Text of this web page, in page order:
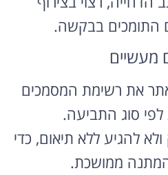
התומכים בבקשה.
מעשיים
את רשימת המסמכים
לפי סוג התביעה.
להגיע ללא תיאום, כדי
ממושכת.